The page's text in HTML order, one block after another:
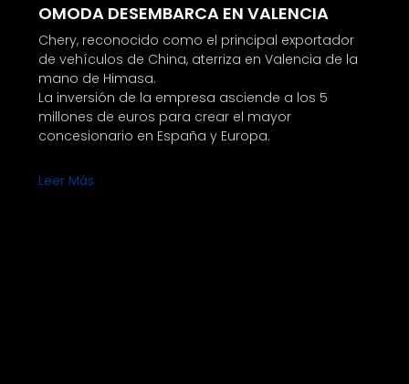
OMODA DESEMBARCA EN VALENCIA
Chery, reconocido como el principal exportador
de vehículos de China, aterriza en Valencia de la
mano de Himasa.
La inversión de la empresa asciende a los 5
millones de euros para crear el mayor
concesionario en España y Europa.
Leer Más